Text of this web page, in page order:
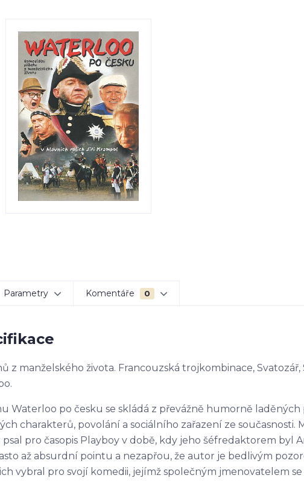
Parametry Komentáře 0
z manželského života. Francouzská trojkombinace, Svatozář,
Waterloo po česku se skládá z převážně humorně
charakterů, povolání a sociálního zařazení ze současnosti.
pro časopis Playboy v době, kdy jeho šéfredaktorem byl
až absurdní pointu a nezapřou, že autor je bedlivým
vybral pro svojí komedii, jejímž společným jmenovatelem